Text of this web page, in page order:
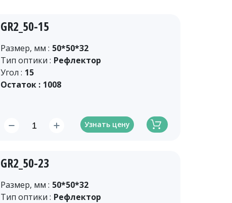
GR2_50-15
Размер, мм : 50*50*32
Тип оптики : Рефлектор
Угол : 15
Остаток : 1008
Узнать цену
GR2_50-23
Размер, мм : 50*50*32
Тип оптики : Рефлектор